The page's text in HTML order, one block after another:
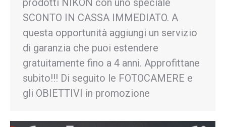
prodotti NIKON con uno speciale
SCONTO IN CASSA IMMEDIATO. A
questa opportunità aggiungi un servizio
di garanzia che puoi estendere
gratuitamente fino a 4 anni. Approfittane
subito!!! Di seguito le FOTOCAMERE e
gli OBIETTIVI in promozione